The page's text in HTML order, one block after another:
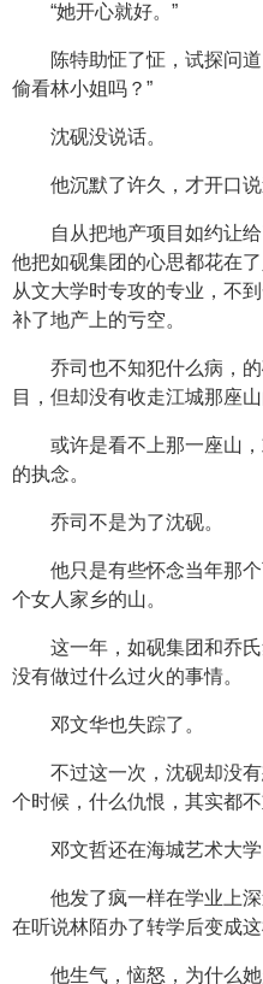
“她开心就好。”
陈特助怔了怔，试探问
偷看林小姐吗？”
沈砚没说话。
他沉默了许久，才开口
自从把地产项目如约让
他把如砚集团的心思都花在
从文大学时专攻的专业，不
补了地产上的亏空。
乔司也不知犯什么病，
目，但却没有收走江城那座山
或许是看不上那一座山
的执念。
乔司不是为了沈砚。
他只是有些怀念当年那
个女人家乡的山。
这一年，如砚集团和乔
没有做过什么过火的事情。
邓文华也失踪了。
不过这一次，沈砚却没
个时候，什么仇恨，其实都不
邓文哲还在海城艺术大学
他发了疯一样在学业上
在听说林陌办了转学后变成这
他生气，恼怒，为什么